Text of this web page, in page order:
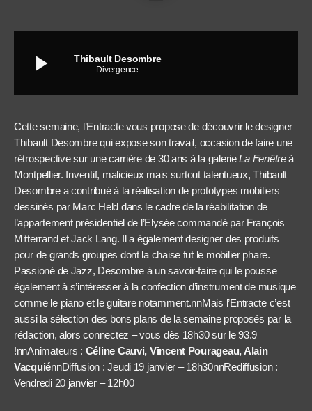
play_arrow Thibault Desombre
Divergence
Cette semaine, l’Entracte vous propose de découvrir le designer
Thibault Desombre qui expose son travail, occasion de faire une
rétrospective sur une carrière de 30 ans à la galerieLa Fenêtreà
Montpellier. Inventif, malicieux mais surtout talentueux, Thibault
Desombre a contribué à la réalisation de prototypes mobiliers
dessinés par Marc Held dans le cadre de la réabilitation de
l’appartement présidentiel de l’Elysée commandé par François
Mitterrand et Jack Lang. Il a également designer des produits
pour de grands groupes dont la chaise fut le mobilier phare.
Passioné de Jazz, Desombre à un savoir-faire qui le pousse
également à s’intéresser à la confection d’instrument de musique
comme le piano et le guitare notamment.nnMais l’Entracte c’est
aussi la sélection des bons plans de la semaine proposés par la
rédaction, alors connectez – vous dès 18h30 sur le 93.9
!nnAnimateurs : Céline Cauvi, Vincent Pourageau, Alain
VacquiénnDiffusion : Jeudi 19 janvier – 18h30nnRediffusion :
Vendredi 20 janvier – 12h00